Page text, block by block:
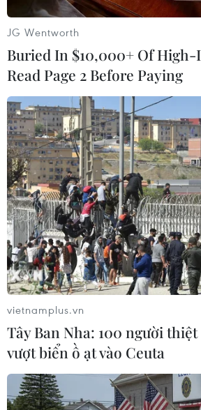
#Chó Pitbull #Công an thành phố Dĩ
#Chó cắn
Bình Dương Tp.
Theo dõi VietnamPlus
TIN LIÊN QUAN
JG Wentworth
Buried In $10,000+ Of
Read Page 2 Before Paying
vietnamplus.vn
Tây Ban Nha: 100 người
vượt biển ồ ạt vào Ceuta